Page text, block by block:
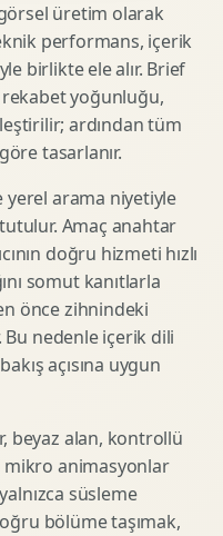
üretim olarak
performans, içerik
birlikte ele alır. Brief
rekabet yoğunluğu,
ardından tüm
tasarlanır.
yerel arama niyetiyle
Amaç anahtar
doğru hizmeti hızlı
somut kanıtlarla
önce zihnindeki
Bu nedenle içerik dili
açısına uygun
beyaz alan, kontrollü
animasyonlar
süsleme
bölüme taşımak,